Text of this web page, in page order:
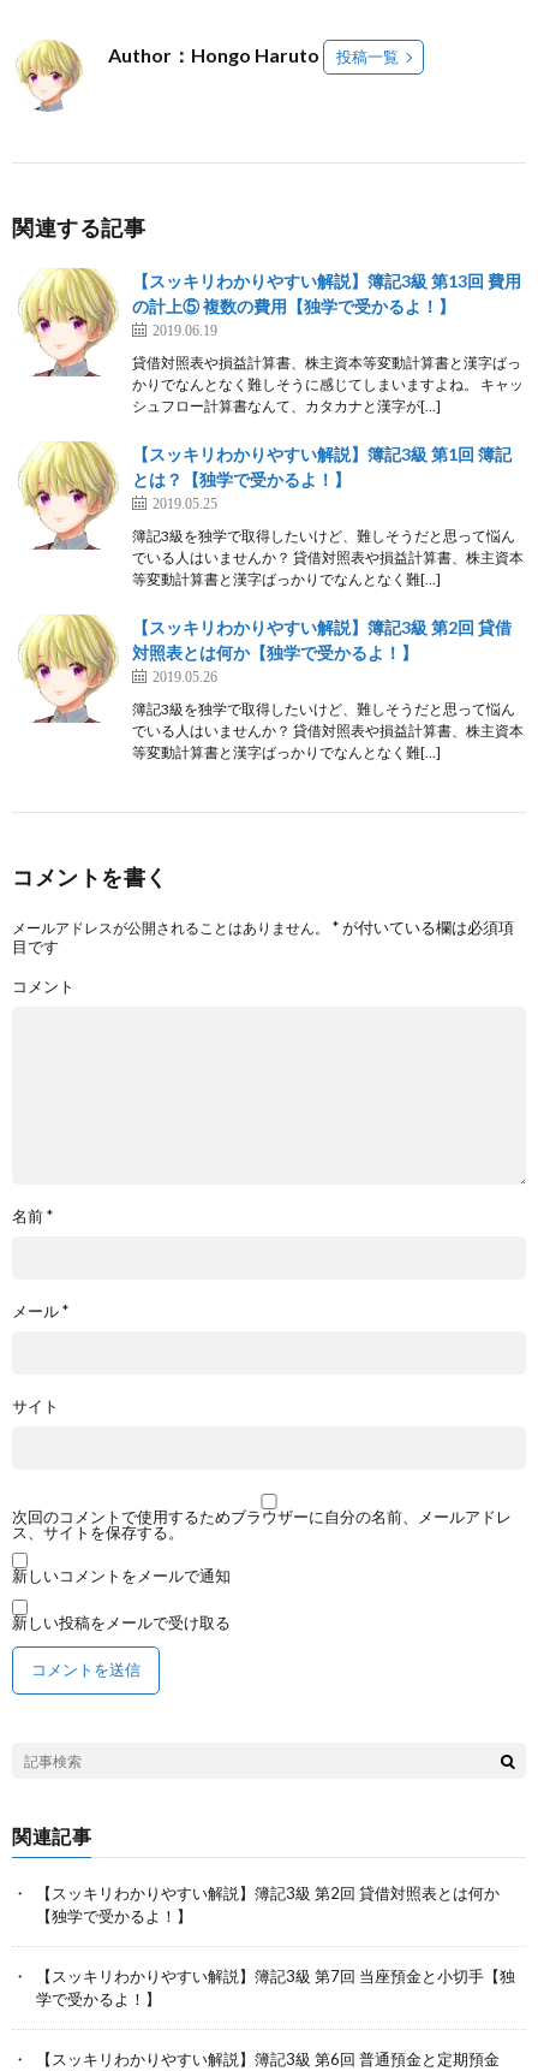
Author：Hongo Haruto 投稿一覧
関連する記事
【スッキリわかりやすい解説】簿記3級 第13回 費用
の計上⑤ 複数の費用【独学で受かるよ！】
2019.06.19
貸借対照表や損益計算書、株主資本等変動計算書と漢字ばっ
かりでなんとなく難しそうに感じてしまいますよね。 キャッ
シュフロー計算書なんて、カタカナと漢字が[…]
【スッキリわかりやすい解説】簿記3級 第1回 簿記
とは？【独学で受かるよ！】
2019.05.25
簿記3級を独学で取得したいけど、難しそうだと思って悩ん
でいる人はいませんか？ 貸借対照表や損益計算書、株主資本
等変動計算書と漢字ばっかりでなんとなく難[…]
【スッキリわかりやすい解説】簿記3級 第2回 貸借
対照表とは何か【独学で受かるよ！】
2019.05.26
簿記3級を独学で取得したいけど、難しそうだと思って悩ん
でいる人はいませんか？ 貸借対照表や損益計算書、株主資本
等変動計算書と漢字ばっかりでなんとなく難[…]
コメントを書く
メールアドレスが公開されることはありません。 *が付いている欄は必須項
目です
コメント
名前*
メール*
サイト
次回のコメントで使用するためブラウザーに自分の名前、メールアドレ
ス、サイトを保存する。
新しいコメントをメールで通知
新しい投稿をメールで受け取る
関連記事
【スッキリわかりやすい解説】簿記3級 第2回 貸借対照表とは何か
【独学で受かるよ！】
【スッキリわかりやすい解説】簿記3級 第7回 当座預金と小切手【独
学で受かるよ！】
【スッキリわかりやすい解説】簿記3級 第6回 普通預金と定期預金